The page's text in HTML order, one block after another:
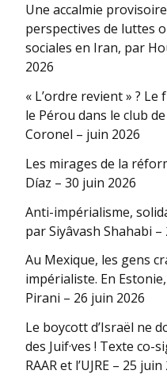
Une accalmie
perspectives de luttes
sociales en Iran, par
2026
« L’ordre revient » ?
le Pérou dans le club
Coronel – juin 2026
Les mirages de la
Díaz – 30 juin 2026
Anti-impérialisme,
par Siyâvash Shahabi –
Au Mexique, les gens
impérialiste. En
Pirani – 26 juin 2026
Le boycott d’Israël ne
des Juif·ves ! Texte co-
RAAR et l’UJRE – 25 juin